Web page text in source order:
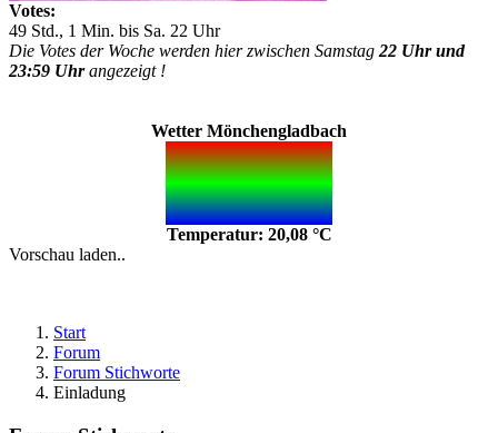
Votes:
49 Std., 1 Min. bis Sa. 22 Uhr
Die Votes der Woche werden hier zwischen Samstag 22 Uhr und
23:59 Uhrangezeigt !
Wetter Mönchengladbach
Temperatur: 20,08 °C
Vorschau laden..
Start
Forum
Forum Stichworte
Einladung